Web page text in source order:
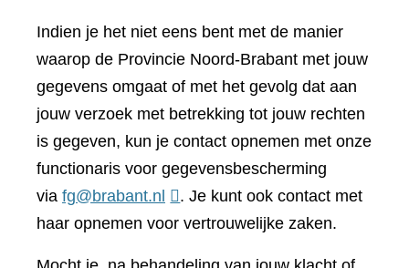
Indien je het niet eens bent met de manier
waarop de Provincie Noord-Brabant met jouw
gegevens omgaat of met het gevolg dat aan
jouw verzoek met betrekking tot jouw rechten
is gegeven, kun je contact opnemen met onze
functionaris voor gegevensbescherming
via fg@brabant.nl
. Je kunt ook contact met
haar opnemen voor vertrouwelijke zaken.